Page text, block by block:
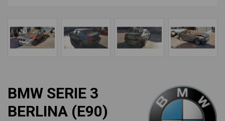
BMW SERIE 3
BERLINA (E90)